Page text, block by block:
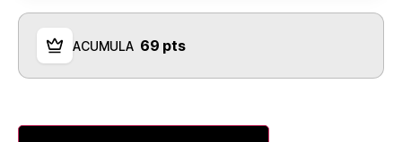
ACUMULA 69 pts